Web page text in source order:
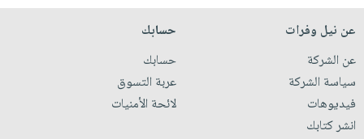
عن نيل وفرات
عن الشركة
سياسة الشركة
فيديوهات
انشر كتابك
حسابك
حسابك
عربة التسوق
لائحة الأمنيات